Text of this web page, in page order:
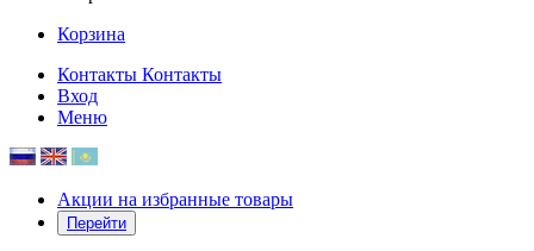
Корзина
Контакты Контакты
Вход
Меню
Акции на избранные товары
Перейти